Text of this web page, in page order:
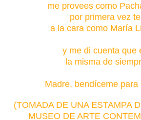
me provees como
por primera vez
a la cara como María
y me di cuenta que
la misma de
Madre, bendíceme para
(TOMADA DE UNA ESTAMPA
MUSEO DE ARTE